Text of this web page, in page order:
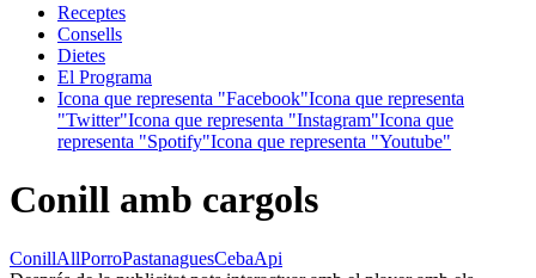
Receptes
Consells
Dietes
El Programa
Icona que representa "Facebook"Icona que representa
"Twitter"Icona que representa "Instagram"Icona que
representa "Spotify"Icona que representa "Youtube"
Conill amb cargols
ConillAllPorroPastanaguesCebaApi